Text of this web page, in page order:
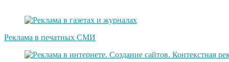
Реклама в печатных СМИ